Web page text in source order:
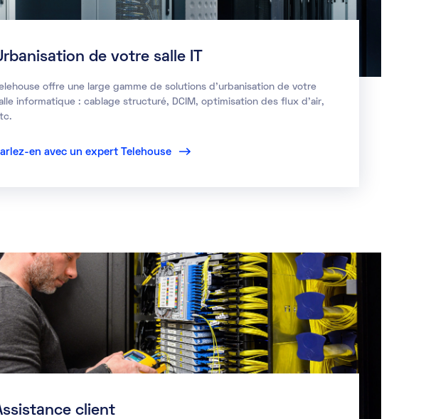
de votre salle IT
offre une large gamme de solutions d'urbanisation de votre
informatique : cablage structuré, DCIM, optimisation des flux d'air,
en avec un expert Telehouse
client